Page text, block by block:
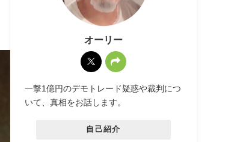
オーリー
一撃1億円のデモトレード疑惑や裁判につ
いて、真相をお話します。
自己紹介